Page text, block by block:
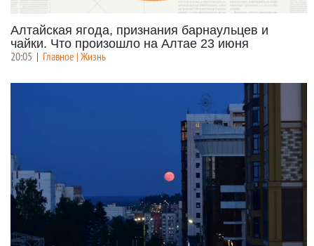
Алтайская ягода, признания барнаульцев и
чайки. Что произошло на Алтае 23 июня
20:05 Главное | Жизнь